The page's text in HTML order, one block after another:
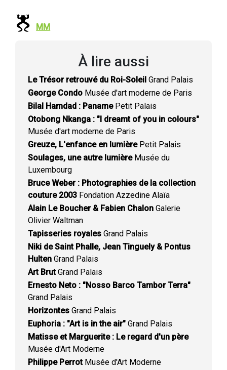
MM
À lire aussi
Le Trésor retrouvé du Roi-Soleil Grand Palais
George Condo Musée d'art moderne de Paris
Bilal Hamdad : PanamePetit Palais
Otobong Nkanga : "I dreamt of you in colours"
Musée d'art moderne de Paris
Greuze, L'enfance en lumièrePetit Palais
Soulages, une autre lumièreMusée du
Luxembourg
Bruce Weber : Photographies de la collection
couture 2003 Fondation Azzedine Alaïa
Alain Le Boucher & Fabien Chalon Galerie
Olivier Waltman
Tapisseries royales Grand Palais
Niki de Saint Phalle, Jean Tinguely & Pontus
Hulten Grand Palais
Art BrutGrand Palais
Ernesto Neto : "Nosso Barco Tambor Terra"
Grand Palais
Horizontes Grand Palais
Euphoria : "Art is in the air" Grand Palais
Matisse et Marguerite : Le regard d'un père
Musée d'Art Moderne
Philippe PerrotMusée d'Art Moderne